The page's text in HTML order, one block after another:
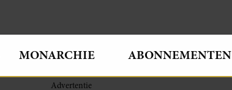
MONARCHIE ABONNEMENTEN